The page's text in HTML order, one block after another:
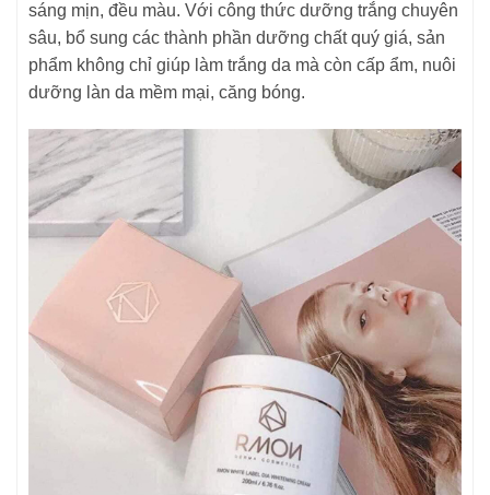
sáng mịn, đều màu. Với công thức dưỡng trắng chuyên
sâu, bổ sung các thành phần dưỡng chất quý giá, sản
phẩm không chỉ giúp làm trắng da mà còn cấp ẩm, nuôi
dưỡng làn da mềm mại, căng bóng.